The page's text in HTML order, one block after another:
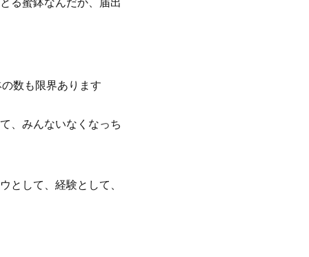
数も限界あります
、みんないなくなっち
として、経験として、